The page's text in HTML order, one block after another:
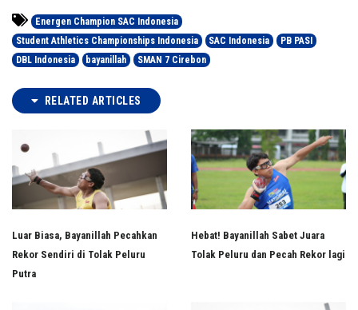
Energen Champion SAC Indonesia
Student Athletics Championships Indonesia
SAC Indonesia
PB PASI
DBL Indonesia
bayanillah SMAN 7 Cirebon
RELATED ARTICLES
Luar Biasa, Bayanillah Pecahkan
Rekor Sendiri di Tolak Peluru
Putra
Hebat! Bayanillah Sabet Juara
Tolak Peluru dan Pecah Rekor lagi